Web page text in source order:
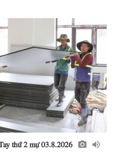
thứ 2 mự 03.8.2026